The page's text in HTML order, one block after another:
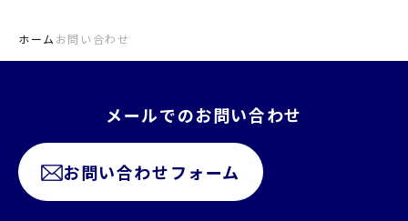
ホーム お問い合わせ
メールでのお問い合わせ
お問い合わせフォーム